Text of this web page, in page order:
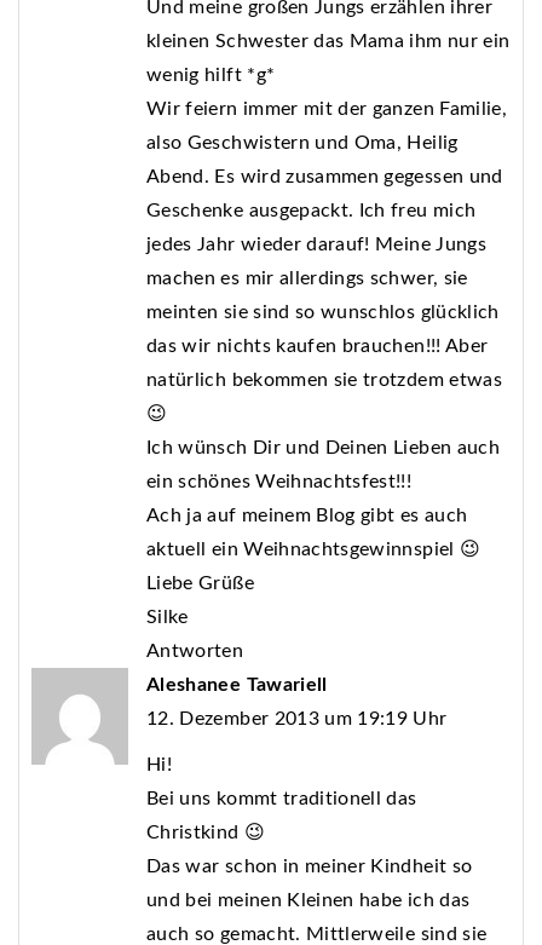
Und meine großen Jungs erzählen ihrer
kleinen Schwester das Mama ihm nur ein
wenig hilft *g*
Wir feiern immer mit der ganzen Familie,
also Geschwistern und Oma, Heilig
Abend. Es wird zusammen gegessen und
Geschenke ausgepackt. Ich freu mich
jedes Jahr wieder darauf! Meine Jungs
machen es mir allerdings schwer, sie
meinten sie sind so wunschlos glücklich
das wir nichts kaufen brauchen!!! Aber
natürlich bekommen sie trotzdem etwas
😉
Ich wünsch Dir und Deinen Lieben auch
ein schönes Weihnachtsfest!!!
Ach ja auf meinem Blog gibt es auch
aktuell ein Weihnachtsgewinnspiel 😉
Liebe Grüße
Silke
Antworten
Aleshanee Tawariell
12. Dezember 2013 um 19:19 Uhr
Hi!
Bei uns kommt traditionell das
Christkind 😉
Das war schon in meiner Kindheit so
und bei meinen Kleinen habe ich das
auch so gemacht. Mittlerweile sind sie